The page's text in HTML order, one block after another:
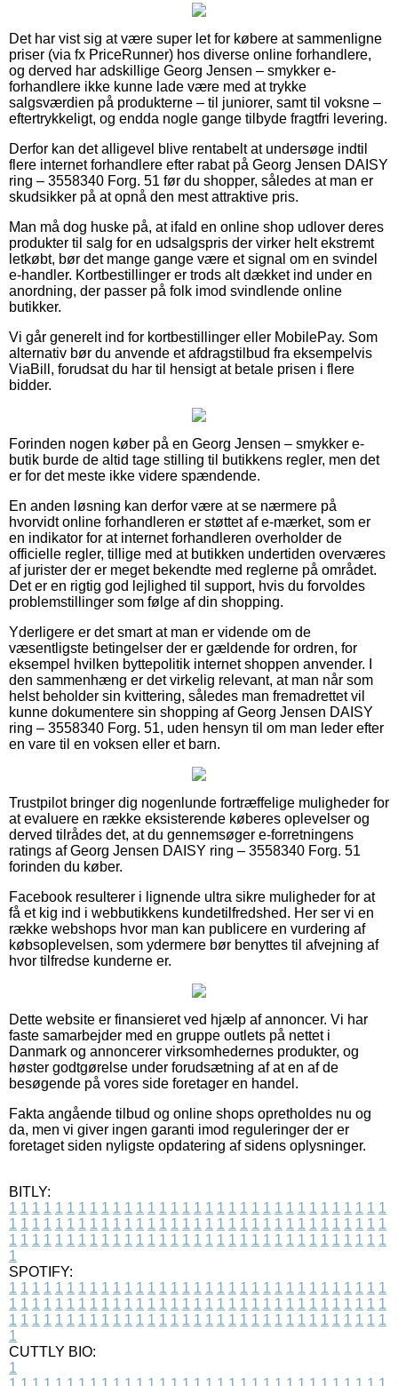
Det har vist sig at være super let for købere at sammenligne
priser (via fx PriceRunner) hos diverse online forhandlere,
og derved har adskillige Georg Jensen – smykker e-
forhandlere ikke kunne lade være med at trykke
salgsværdien på produkterne – til juniorer, samt til voksne –
eftertrykkeligt, og endda nogle gange tilbyde fragtfri levering.
Derfor kan det alligevel blive rentabelt at undersøge indtil
flere internet forhandlere efter rabat på Georg Jensen DAISY
ring – 3558340 Forg. 51 før du shopper, således at man er
skudsikker på at opnå den mest attraktive pris.
Man må dog huske på, at ifald en online shop udlover deres
produkter til salg for en udsalgspris der virker helt ekstremt
letkøbt, bør det mange gange være et signal om en svindel
e-handler. Kortbestillinger er trods alt dækket ind under en
anordning, der passer på folk imod svindlende online
butikker.
Vi går generelt ind for kortbestillinger eller MobilePay. Som
alternativ bør du anvende et afdragstilbud fra eksempelvis
ViaBill, forudsat du har til hensigt at betale prisen i flere
bidder.
Forinden nogen køber på en Georg Jensen – smykker e-
butik burde de altid tage stilling til butikkens regler, men det
er for det meste ikke videre spændende.
En anden løsning kan derfor være at se nærmere på
hvorvidt online forhandleren er støttet af e-mærket, som er
en indikator for at internet forhandleren overholder de
officielle regler, tillige med at butikken undertiden overværes
af jurister der er meget bekendte med reglerne på området.
Det er en rigtig god lejlighed til support, hvis du forvoldes
problemstillinger som følge af din shopping.
Yderligere er det smart at man er vidende om de
væsentligste betingelser der er gældende for ordren, for
eksempel hvilken byttepolitik internet shoppen anvender. I
den sammenhæng er det virkelig relevant, at man når som
helst beholder sin kvittering, således man fremadrettet vil
kunne dokumentere sin shopping af Georg Jensen DAISY
ring – 3558340 Forg. 51, uden hensyn til om man leder efter
en vare til en voksen eller et barn.
Trustpilot bringer dig nogenlunde fortræffelige muligheder for
at evaluere en række eksisterende køberes oplevelser og
derved tilrådes det, at du gennemsøger e-forretningens
ratings af Georg Jensen DAISY ring – 3558340 Forg. 51
forinden du køber.
Facebook resulterer i lignende ultra sikre muligheder for at
få et kig ind i webbutikkens kundetilfredshed. Her ser vi en
række webshops hvor man kan publicere en vurdering af
købsoplevelsen, som ydermere bør benyttes til afvejning af
hvor tilfredse kunderne er.
Dette website er finansieret ved hjælp af annoncer. Vi har
faste samarbejder med en gruppe outlets på nettet i
Danmark og annoncerer virksomhedernes produkter, og
høster godtgørelse under forudsætning af at en af de
besøgende på vores side foretager en handel.
Fakta angående tilbud og online shops opretholdes nu og
da, men vi giver ingen garanti imod reguleringer der er
foretaget siden nyligste opdatering af sidens oplysninger.
BITLY:
1 1 1 1 1 1 1 1 1 1 1 1 1 1 1 1 1 1 1 1 1 1 1 1 1 1 1 1 1 1 1 1 1
1 1 1 1 1 1 1 1 1 1 1 1 1 1 1 1 1 1 1 1 1 1 1 1 1 1 1 1 1 1 1 1 1
1 1 1 1 1 1 1 1 1 1 1 1 1 1 1 1 1 1 1 1 1 1 1 1 1 1 1 1 1 1 1 1 1
1
SPOTIFY:
1 1 1 1 1 1 1 1 1 1 1 1 1 1 1 1 1 1 1 1 1 1 1 1 1 1 1 1 1 1 1 1 1
1 1 1 1 1 1 1 1 1 1 1 1 1 1 1 1 1 1 1 1 1 1 1 1 1 1 1 1 1 1 1 1 1
1 1 1 1 1 1 1 1 1 1 1 1 1 1 1 1 1 1 1 1 1 1 1 1 1 1 1 1 1 1 1 1 1
1
CUTTLY BIO:
1